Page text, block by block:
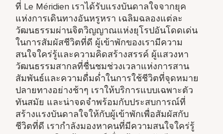
ที่ Le Méridien เราได้รับแรงบันดาลใจจากยุค
แห่งการเดินทางอันหรูหรา เฉลิมฉลองแต่ละ
วัฒนธรรมผ่านจิตวิญญาณแห่งยุโรปอันโดดเด่น
ในการสัมผัสชีวิตที่ดี ผู้เข้าพักของเรามีความ
สนใจใคร่รู้และความคิดสร้างสรรค์ ผู้แสวงหา
วัฒนธรรมสากลที่ชื่นชมช่วงเวลาแห่งการสาน
สัมพันธ์และความดื่มด่ำในการใช้ชีวิตที่จุดหมาย
ปลายทางอย่างช้าๆ เราให้บริการแบบเฉพาะตัว
ทันสมัย และน่าจดจำพร้อมกับประสบการณ์ที่
สร้างแรงบันดาลใจให้กับผู้เข้าพักเพื่อสัมผัสกับ
ชีวิตที่ดี เรากำลังมองหาคนที่มีความสนใจใคร่รู้